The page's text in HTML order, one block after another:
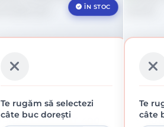
ÎN STOC
SPRAY COLORAT 400 ML
Te rugăm să selectezi
câte buc dorești
Te
câte